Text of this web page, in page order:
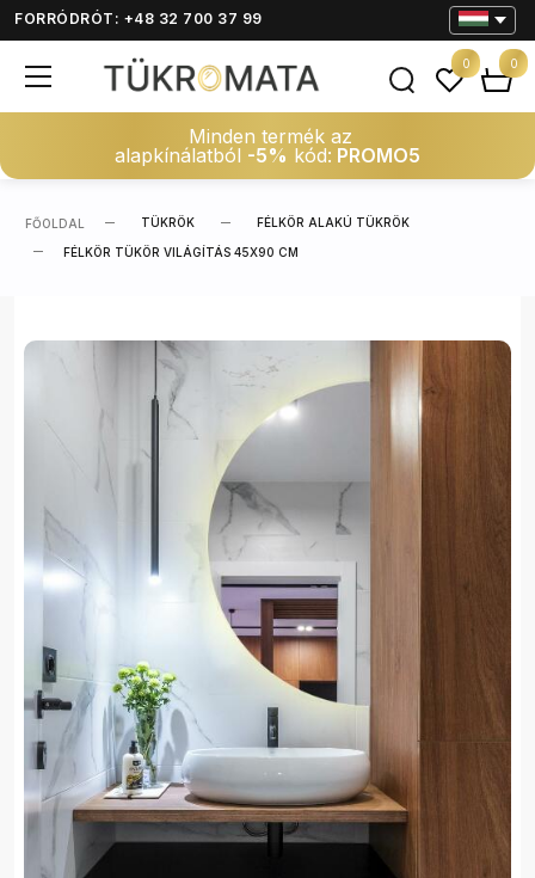
FORRÓDRÓT: +48 32 700 37 99
Minden termék az
alapkínálatból -5% kód: PROMO5
0 0
FŐOLDAL TÜKRÖK FÉLKÖR ALAKÚ TÜKRÖK
FÉLKÖR TÜKÖR VILÁGÍTÁS 45X90 CM